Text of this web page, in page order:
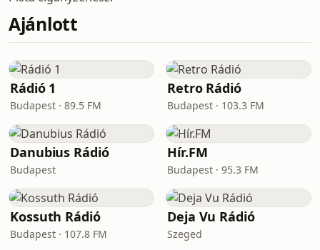
Ajánlott
Rádió 1
Budapest · 89.5 FM
Retro Rádió
Budapest · 103.3 FM
Danubius Rádió
Budapest
Hír.FM
Budapest · 95.3 FM
Kossuth Rádió
Budapest · 107.8 FM
Deja Vu Rádió
Szeged